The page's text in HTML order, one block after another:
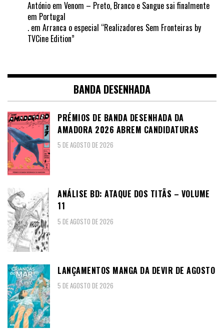
António em Venom – Preto, Branco e Sangue sai finalmente
em Portugal
. em Arranca o especial “Realizadores Sem Fronteiras by
TVCine Edition”
BANDA DESENHADA
PRÉMIOS DE BANDA DESENHADA DA
AMADORA 2026 ABREM CANDIDATURAS
5 DE AGOSTO DE 2026
ANÁLISE BD: ATAQUE DOS TITÃS – VOLUME
11
5 DE AGOSTO DE 2026
LANÇAMENTOS MANGA DA DEVIR DE AGOSTO
5 DE AGOSTO DE 2026